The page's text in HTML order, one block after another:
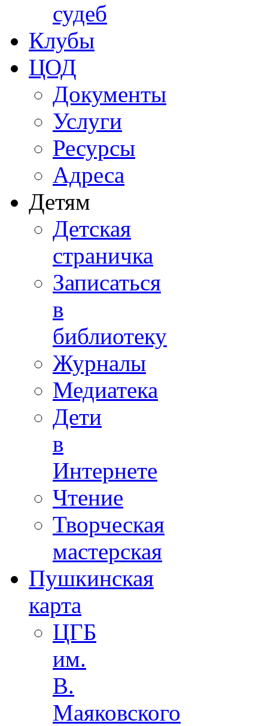
судеб
Клубы
ЦОД
Документы
Услуги
Ресурсы
Адреса
Детям
Детская
страничка
Записаться
в
библиотеку
Журналы
Медиатека
Дети
в
Интернете
Чтение
Творческая
мастерская
Пушкинская
карта
ЦГБ
им.
В.
Маяковского